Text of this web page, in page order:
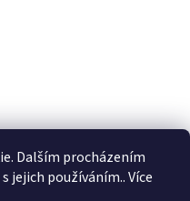
Dalším procházením
jejich používáním.. Více